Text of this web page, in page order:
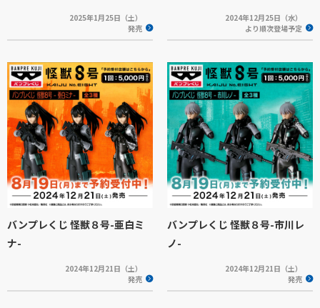
2025年1月25日（土）
発売
2024年12月25日（水）
より順次登場予定
バンプレくじ 怪獣８号-亜白ミ
ナ-
2024年12月21日（土）
発売
バンプレくじ 怪獣８号-市川レ
ノ-
2024年12月21日（土）
発売